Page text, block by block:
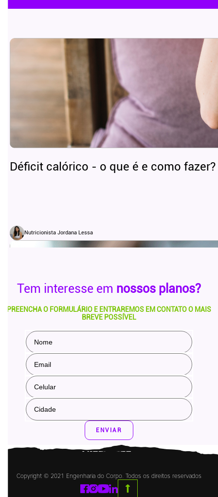
Déficit calórico - o que é e como fazer?
Nutricionista Jordana Lessa
6 exercícios que vão te ajudar a
A queima de caloria acontece o tempo todo, em todas as
Tem interesse em nossos planos?
PREENCHA O FORMULÁRIO E ENTRAREMOS EM CONTATO O MAIS
BREVE POSSÍVEL
ENVIAR
Copyright © 2021 Engenharia do Corpo. Todos os direitos reservados